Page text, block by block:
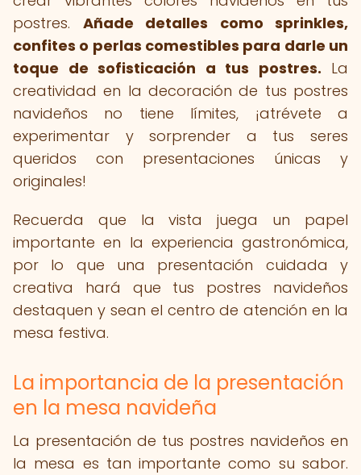
postres. Añade detalles como sprinkles,
confites o perlas comestibles para darle un
toque de sofisticación a tus postres. La
creatividad en la decoración de tus postres
navideños no tiene límites, ¡atrévete a
experimentar y sorprender a tus seres
queridos con presentaciones únicas y
originales!
Recuerda que la vista juega un papel
importante en la experiencia gastronómica,
por lo que una presentación cuidada y
creativa hará que tus postres navideños
destaquen y sean el centro de atención en la
mesa festiva.
La importancia de la presentación
en la mesa navideña
La presentación de tus postres navideños en
la mesa es tan importante como su sabor.